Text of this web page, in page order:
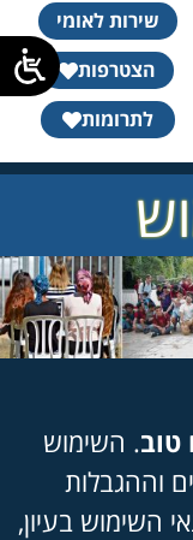
שירות לאומי
הצטרפות
לתרומות
טוב. השימוש
וההגבלות
השימוש בעיון,